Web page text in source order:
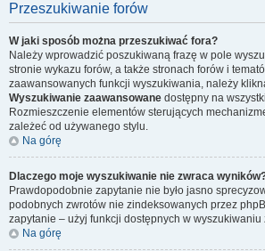
Przeszukiwanie forów
W jaki sposób można przeszukiwać fora?
Należy wprowadzić poszukiwaną frazę w pole
stronie wykazu forów, a także stronach forów i
zaawansowanych funkcji wyszukiwania, należy
Wyszukiwanie zaawansowane dostępny na
Rozmieszczenie elementów sterujących
zależeć od używanego stylu.
Na górę
Dlaczego moje wyszukiwanie nie zwraca
Prawdopodobnie zapytanie nie było jasno
podobnych zwrotów nie zindeksowanych przez
zapytanie – użyj funkcji dostępnych w
Na górę